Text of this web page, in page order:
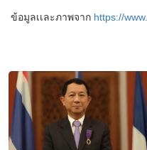
ข้อมูลเเละภาพจาก https://